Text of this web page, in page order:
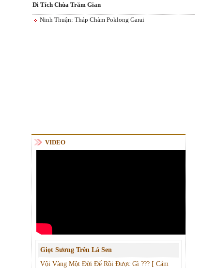
Di Tích Chùa Trăm Gian
Ninh Thuận: Tháp Chàm Poklong Garai
VIDEO
Giọt Sương Trên Lá Sen
Vội Vàng Một Đời Để Rồi Được Gì ??? [ Cảm